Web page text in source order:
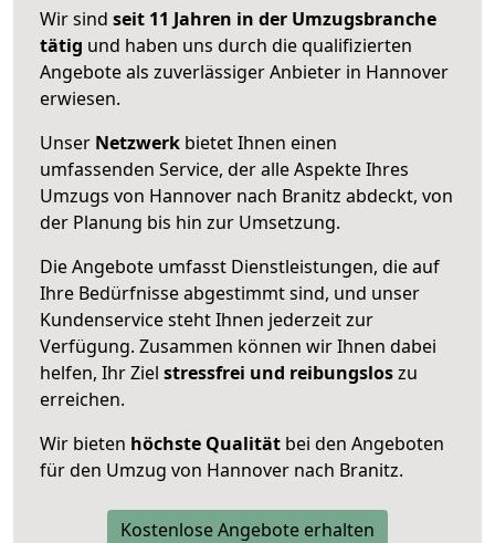
Wir sind seit 11 Jahren in der Umzugsbranche
tätig und haben uns durch die qualifizierten
Angebote als zuverlässiger Anbieter in Hannover
erwiesen.
Unser Netzwerk bietet Ihnen einen
umfassenden Service, der alle Aspekte Ihres
Umzugs von Hannover nach Branitz abdeckt, von
der Planung bis hin zur Umsetzung.
Die Angebote umfasst Dienstleistungen, die auf
Ihre Bedürfnisse abgestimmt sind, und unser
Kundenservice steht Ihnen jederzeit zur
Verfügung. Zusammen können wir Ihnen dabei
helfen, Ihr Ziel stressfrei und reibungsloszu
erreichen.
Wir bieten höchste Qualität bei den Angeboten
für den Umzug von Hannover nach Branitz.
Kostenlose Angebote erhalten